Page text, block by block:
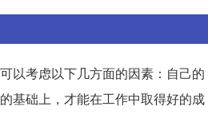
以考虑以下几方面的因素：自己的
基础上，才能在工作中取得好的成